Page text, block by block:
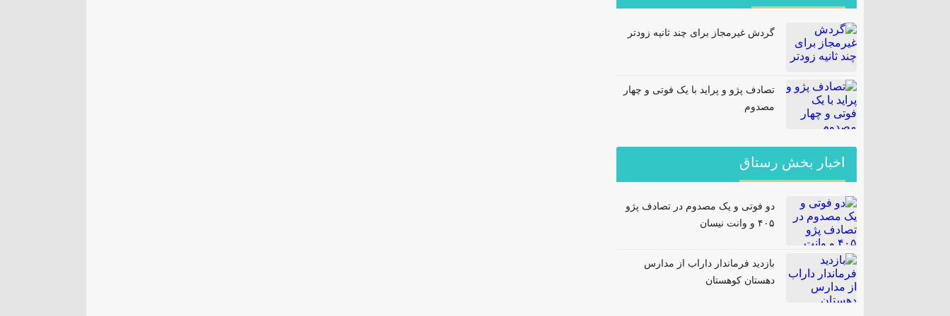
گردش غیرمجاز برای چند ثانیه زودتر
تصادف پژو و پراید با یک فوتی و چهار
مصدوم
اخبار بخش رستاق
دو فوتی و یک مصدوم در تصادف پژو
۴۰۵ و وانت نیسان
بازدید فرماندار داراب از مدارس
دهستان کوهستان